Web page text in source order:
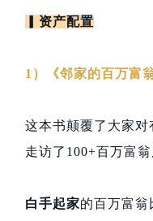
▎资产配置
1）《邻家的百万富翁
这本书颠覆了大家对
走访了100+百万富翁
白手起家的百万富翁